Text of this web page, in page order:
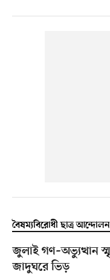
বৈষম্যবিরোধী ছাত্র
জুলাই গণ–অভ্যুত্থান
জাদুঘরে ভিড়